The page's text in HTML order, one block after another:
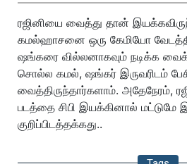
ரஜினியை வைத்து தான்
கமல்ஹாசனை ஒரு கேமியோ
ஷங்கரை வில்லனாகவும் நடிக்க
சொல்ல கமல், ஷங்கர் இருவரிடம்
வைத்திருந்தார்களாம். அதேநேரம்,
படத்தை சிபி இயக்கினால் மட்டுமே
குறிப்பிடத்தக்கது..